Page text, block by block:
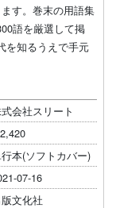
す。巻末の用語集
語を厳選して掲
を知るうえで手元
会社スリート
本(ソフトカバー)
07-16
文化社